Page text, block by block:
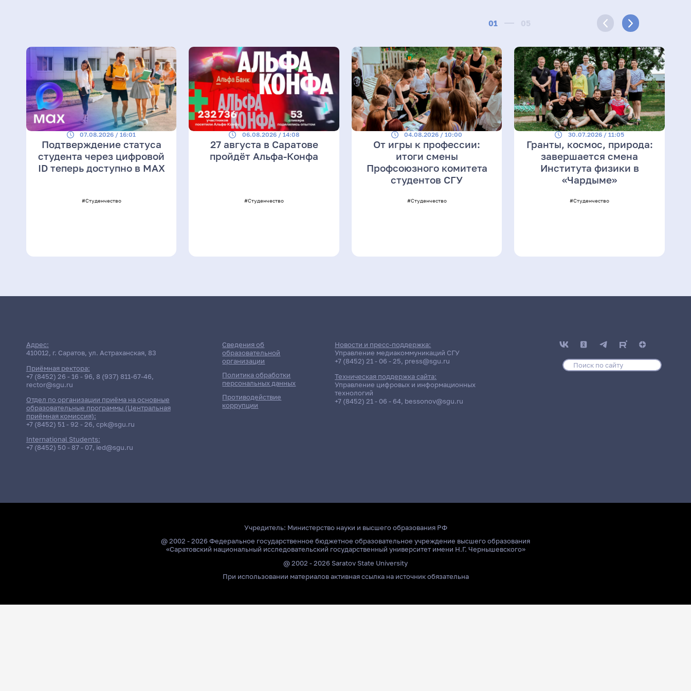
01 05
07.08.2026 / 16:01
Подтверждение статуса
студента через цифровой
ID теперь доступно в МАХ
#Студенчество
06.08.2026 / 14:08
27 августа в Саратове
пройдёт Альфа-Конфа
#Студенчество
04.08.2026 / 10:00
От игры к профессии:
итоги смены
Профсоюзного комитета
студентов СГУ
#Студенчество
30.07.2026 / 11:05
Гранты, космос, природа:
завершается смена
Института физики в
«Чардыме»
#Студенчество
Адрес:
410012, г. Саратов, ул. Астраханская, 83
Приёмная ректора:
+7 (8452) 26 - 16 - 96, 8 (937) 811-67-46,
rector@sgu.ru
Отдел по организации приёма на основные
образовательные программы (Центральная
приёмная комиссия):
+7 (8452) 51 - 92 - 26, cpk@sgu.ru
International Students:
+7 (8452) 50 - 87 - 07, ied@sgu.ru
Сведения об
образовательной
организации
Политика обработки
персональных данных
Противодействие
коррупции
Новости и пресс-поддержка:
Управление медиакоммуникаций СГУ
+7 (8452) 21 - 06 - 25, press@sgu.ru
Техническая поддержка сайта:
Управление цифровых и информационных
технологий
+7 (8452) 21 - 06 - 64, bessonov@sgu.ru
Учредитель: Министерство науки и высшего образования РФ
@ 2002 - 2026 Федеральное государственное бюджетное образовательное учреждение высшего образования
«Саратовский национальный исследовательский государственный университет имени Н.Г. Чернышевского»
@ 2002 - 2026 Saratov State University
При использовании материалов активная ссылка на источник обязательна